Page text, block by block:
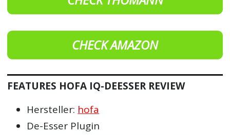
CHECK AMAZON
FEATURES HOFA IQ-DEESSER REVIEW
Hersteller: hofa
De-Esser Plugin